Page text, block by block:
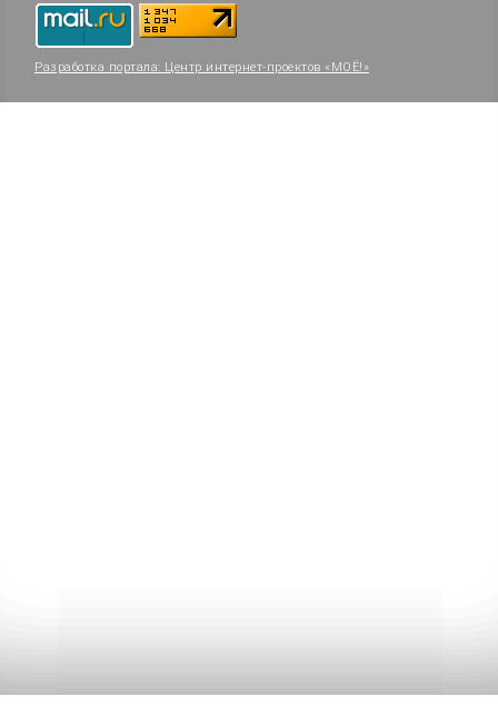
Разработка портала: Центр интернет-проектов «МОЁ!»